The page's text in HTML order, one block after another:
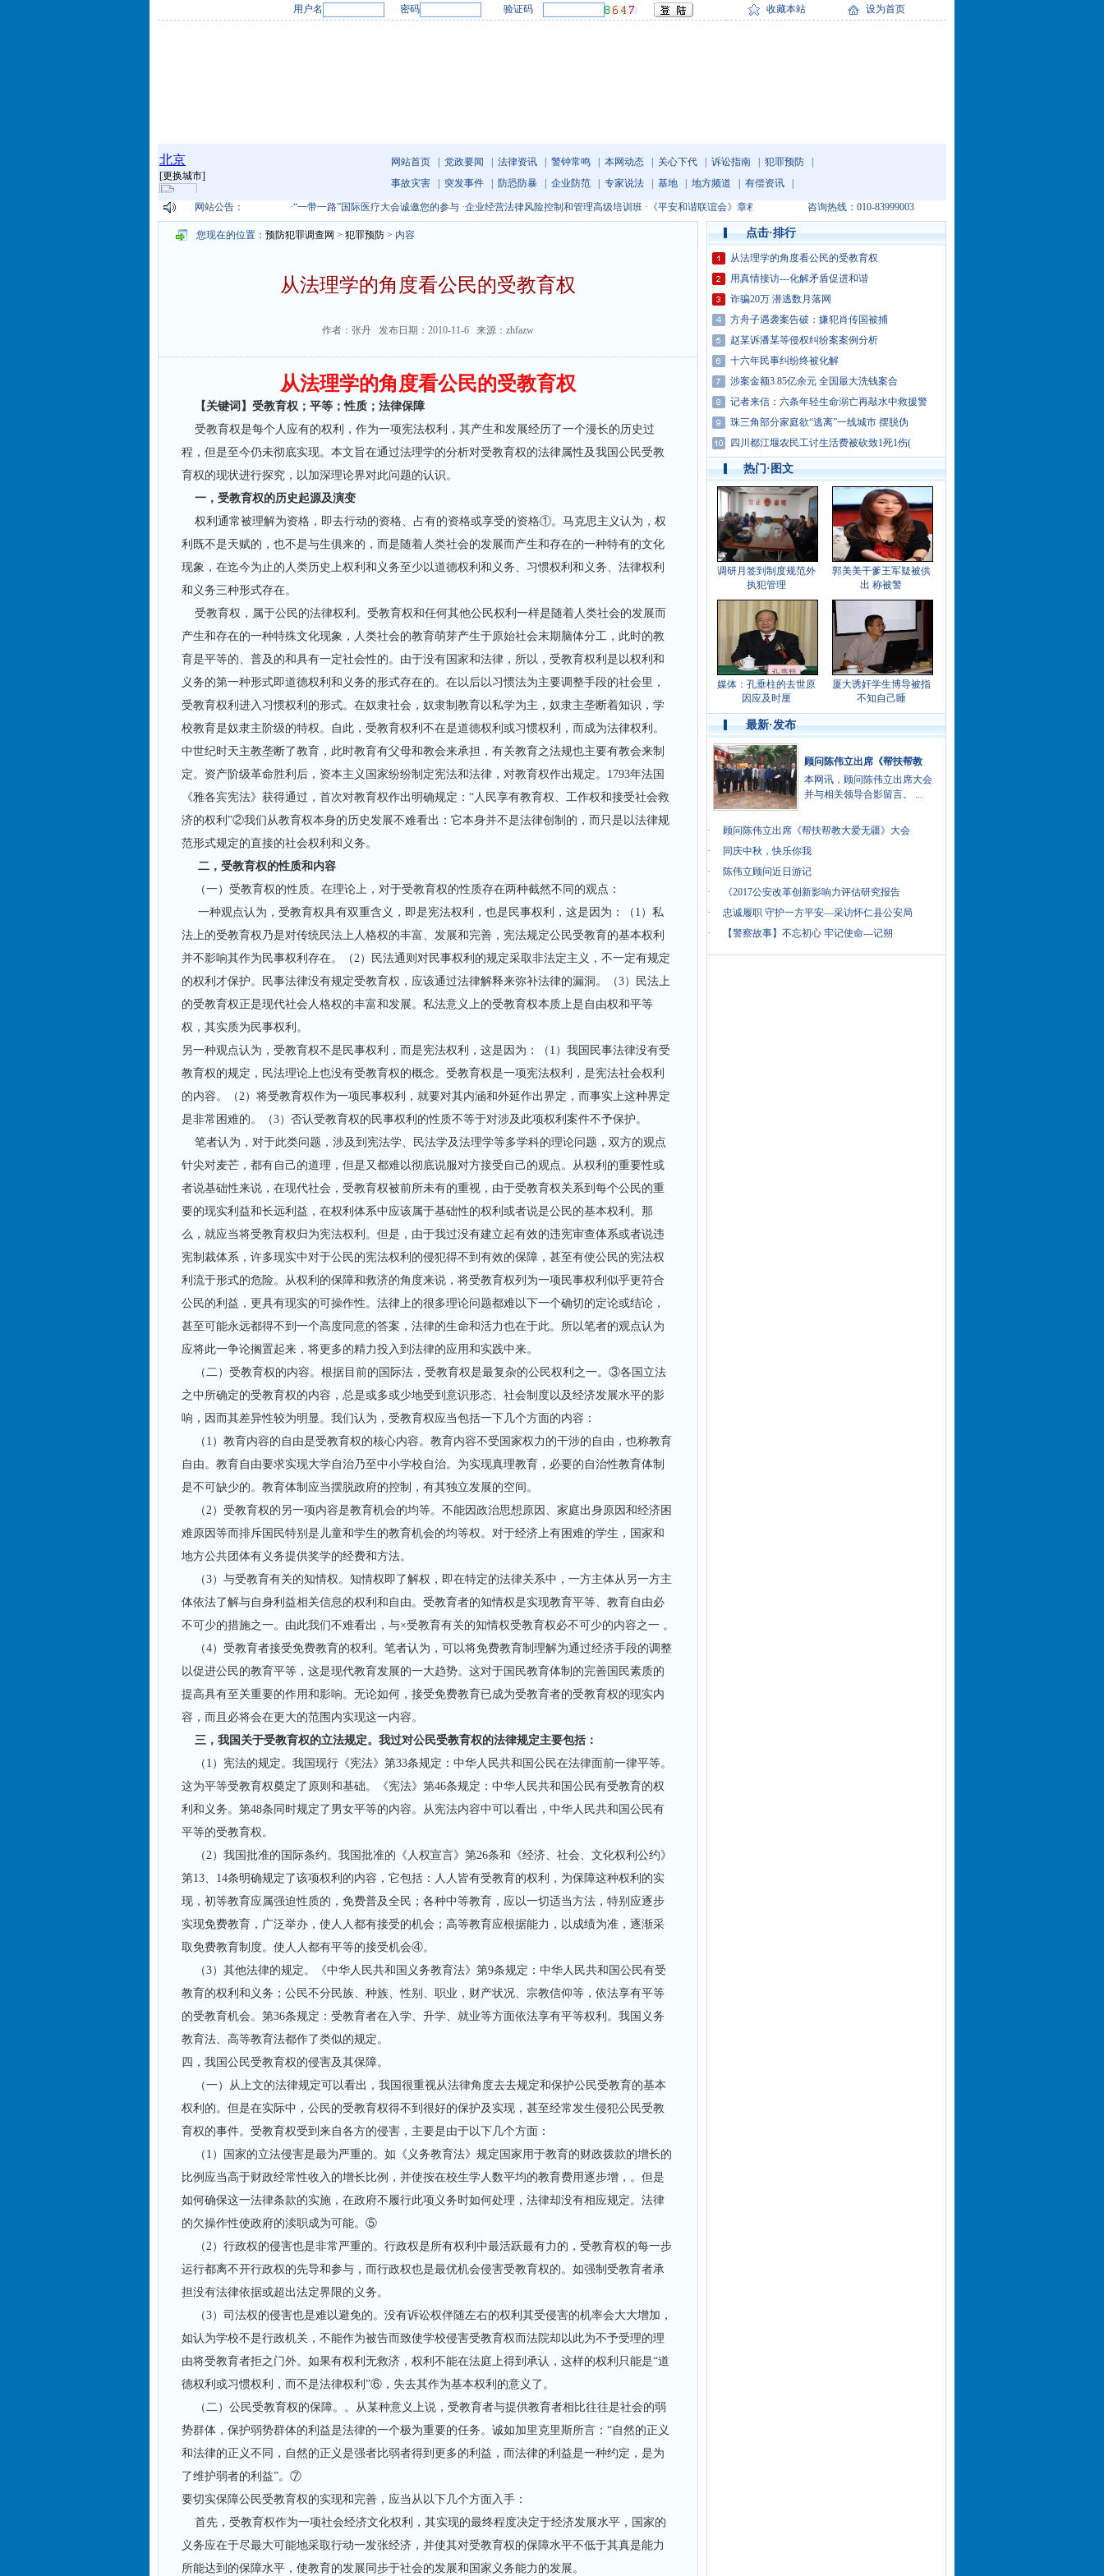
用户名 密码 验证码 收藏本站 设为首页
网站首页 党政要闻 法律资讯 警钟常鸣 本网动态 关心下代 诉讼指南 犯罪预防
事故灾害
突发事件 防恐防暴 企业防范 专家说法 基地 地方频道 有偿资讯
网站公告： “一带一路”国际医疗大会诚邀您的参与·企业经营法律风险控制和管理高级培训班·《平安和谐联谊会》章程 咨询热线：010-83999003
您现在的位置： 预防犯罪调查网 > 犯罪预防 > 内容
从法理学的角度看公民的受教育权
作者：张丹 发布日期：2010-11-6 来源：zhfazw
从法理学的角度看公民的受教育权
【关键词】受教育权；平等；性质；法律保障
受教育权是每个人应有的权利，作为一项宪法权利，其产生和发展经历了一个漫长的历史过
程，但是至今仍未彻底实现。本文旨在通过法理学的分析对受教育权的法律属性及我国公民受教
育权的现状进行探究，以加深理论界对此问题的认识。
一，受教育权的历史起源及演变
权利通常被理解为资格，即去行动的资格、占有的资格或享受的资格①。马克思主义认为，权
利既不是天赋的，也不是与生俱来的，而是随着人类社会的发展而产生和存在的一种特有的文化
现象，在迄今为止的人类历史上权利和义务至少以道德权利和义务、习惯权利和义务、法律权利
和义务三种形式存在。
受教育权，属于公民的法律权利。受教育权和任何其他公民权利一样是随着人类社会的发展而
产生和存在的一种特殊文化现象，人类社会的教育萌芽产生于原始社会末期脑体分工，此时的教
育是平等的、普及的和具有一定社会性的。由于没有国家和法律，所以，受教育权利是以权利和
义务的第一种形式即道德权利和义务的形式存在的。在以后以习惯法为主要调整手段的社会里，
受教育权利进入习惯权利的形式。在奴隶社会，奴隶制教育以私学为主，奴隶主垄断着知识，学
校教育是奴隶主阶级的特权。自此，受教育权利不在是道德权利或习惯权利，而成为法律权利。
中世纪时天主教垄断了教育，此时教育有父母和教会来承担，有关教育之法规也主要有教会来制
定。资产阶级革命胜利后，资本主义国家纷纷制定宪法和法律，对教育权作出规定。1793年法国
《雅各宾宪法》获得通过，首次对教育权作出明确规定：“人民享有教育权、工作权和接受社会救
济的权利”②我们从教育权本身的历史发展不难看出：它本身并不是法律创制的，而只是以法律规
范形式规定的直接的社会权利和义务。
二，受教育权的性质和内容
（一）受教育权的性质。在理论上，对于受教育权的性质存在两种截然不同的观点：
一种观点认为，受教育权具有双重含义，即是宪法权利，也是民事权利，这是因为：（1）私
法上的受教育权乃是对传统民法上人格权的丰富、发展和完善，宪法规定公民受教育的基本权利
并不影响其作为民事权利存在。（2）民法通则对民事权利的规定采取非法定主义，不一定有规定
的权利才保护。民事法律没有规定受教育权，应该通过法律解释来弥补法律的漏洞。（3）民法上
的受教育权正是现代社会人格权的丰富和发展。私法意义上的受教育权本质上是自由权和平等
权，其实质为民事权利。
另一种观点认为，受教育权不是民事权利，而是宪法权利，这是因为：（1）我国民事法律没有受
教育权的规定，民法理论上也没有受教育权的概念。受教育权是一项宪法权利，是宪法社会权利
的内容。（2）将受教育权作为一项民事权利，就要对其内涵和外延作出界定，而事实上这种界定
是非常困难的。（3）否认受教育权的民事权利的性质不等于对涉及此项权利案件不予保护。
笔者认为，对于此类问题，涉及到宪法学、民法学及法理学等多学科的理论问题，双方的观点
针尖对麦芒，都有自己的道理，但是又都难以彻底说服对方接受自己的观点。从权利的重要性或
者说基础性来说，在现代社会，受教育权被前所未有的重视，由于受教育权关系到每个公民的重
要的现实利益和长远利益，在权利体系中应该属于基础性的权利或者说是公民的基本权利。那
么，就应当将受教育权归为宪法权利。但是，由于我过没有建立起有效的违宪审查体系或者说违
宪制裁体系，许多现实中对于公民的宪法权利的侵犯得不到有效的保障，甚至有使公民的宪法权
利流于形式的危险。从权利的保障和救济的角度来说，将受教育权列为一项民事权利似乎更符合
公民的利益，更具有现实的可操作性。法律上的很多理论问题都难以下一个确切的定论或结论，
甚至可能永远都得不到一个高度同意的答案，法律的生命和活力也在于此。所以笔者的观点认为
应将此一争论搁置起来，将更多的精力投入到法律的应用和实践中来。
（二）受教育权的内容。根据目前的国际法，受教育权是最复杂的公民权利之一。③各国立法
之中所确定的受教育权的内容，总是或多或少地受到意识形态、社会制度以及经济发展水平的影
响，因而其差异性较为明显。我们认为，受教育权应当包括一下几个方面的内容：
（1）教育内容的自由是受教育权的核心内容。教育内容不受国家权力的干涉的自由，也称教育
自由。教育自由要求实现大学自治乃至中小学校自治。为实现真理教育，必要的自治性教育体制
是不可缺少的。教育体制应当摆脱政府的控制，有其独立发展的空间。
（2）受教育权的另一项内容是教育机会的均等。不能因政治思想原因、家庭出身原因和经济困
难原因等而排斥国民特别是儿童和学生的教育机会的均等权。对于经济上有困难的学生，国家和
地方公共团体有义务提供奖学的经费和方法。
（3）与受教育有关的知情权。知情权即了解权，即在特定的法律关系中，一方主体从另一方主
体依法了解与自身利益相关信息的权利和自由。受教育者的知情权是实现教育平等、教育自由必
不可少的措施之一。由此我们不难看出，与×受教育有关的知情权受教育权必不可少的内容之一 。
（4）受教育者接受免费教育的权利。笔者认为，可以将免费教育制理解为通过经济手段的调整
以促进公民的教育平等，这是现代教育发展的一大趋势。这对于国民教育体制的完善国民素质的
提高具有至关重要的作用和影响。无论如何，接受免费教育已成为受教育者的受教育权的现实内
容，而且必将会在更大的范围内实现这一内容。
三，我国关于受教育权的立法规定。我过对公民受教育权的法律规定主要包括：
（1）宪法的规定。我国现行《宪法》第33条规定：中华人民共和国公民在法律面前一律平等。
这为平等受教育权奠定了原则和基础。《宪法》第46条规定：中华人民共和国公民有受教育的权
利和义务。第48条同时规定了男女平等的内容。从宪法内容中可以看出，中华人民共和国公民有
平等的受教育权。
（2）我国批准的国际条约。我国批准的《人权宣言》第26条和《经济、社会、文化权利公约》
第13、14条明确规定了该项权利的内容，它包括：人人皆有受教育的权利，为保障这种权利的实
现，初等教育应属强迫性质的，免费普及全民；各种中等教育，应以一切适当方法，特别应逐步
实现免费教育，广泛举办，使人人都有接受的机会；高等教育应根据能力，以成绩为准，逐渐采
取免费教育制度。使人人都有平等的接受机会④。
（3）其他法律的规定。《中华人民共和国义务教育法》第9条规定：中华人民共和国公民有受
教育的权利和义务；公民不分民族、种族、性别、职业，财产状况、宗教信仰等，依法享有平等
的受教育机会。第36条规定：受教育者在入学、升学、就业等方面依法享有平等权利。我国义务
教育法、高等教育法都作了类似的规定。
四，我国公民受教育权的侵害及其保障。
（一）从上文的法律规定可以看出，我国很重视从法律角度去去规定和保护公民受教育的基本
权利的。但是在实际中，公民的受教育权得不到很好的保护及实现，甚至经常发生侵犯公民受教
育权的事件。受教育权受到来自各方的侵害，主要是由于以下几个方面：
（1）国家的立法侵害是最为严重的。如《义务教育法》规定国家用于教育的财政拨款的增长的
比例应当高于财政经常性收入的增长比例，并使按在校生学人数平均的教育费用逐步增，。但是
如何确保这一法律条款的实施，在政府不履行此项义务时如何处理，法律却没有相应规定。法律
的欠操作性使政府的渎职成为可能。⑤
（2）行政权的侵害也是非常严重的。行政权是所有权利中最活跃最有力的，受教育权的每一步
运行都离不开行政权的先导和参与，而行政权也是最优机会侵害受教育权的。如强制受教育者承
担没有法律依据或超出法定界限的义务。
（3）司法权的侵害也是难以避免的。没有诉讼权伴随左右的权利其受侵害的机率会大大增加，
如认为学校不是行政机关，不能作为被告而致使学校侵害受教育权而法院却以此为不予受理的理
由将受教育者拒之门外。如果有权利无救济，权利不能在法庭上得到承认，这样的权利只能是“道
德权利或习惯权利，而不是法律权利”⑥，失去其作为基本权利的意义了。
（二）公民受教育权的保障。。从某种意义上说，受教育者与提供教育者相比往往是社会的弱
势群体，保护弱势群体的利益是法律的一个极为重要的任务。诚如加里克里斯所言：“自然的正义
和法律的正义不同，自然的正义是强者比弱者得到更多的利益，而法律的利益是一种约定，是为
了维护弱者的利益”。⑦
要切实保障公民受教育权的实现和完善，应当从以下几个方面入手：
首先，受教育权作为一项社会经济文化权利，其实现的最终程度决定于经济发展水平，国家的
义务应在于尽最大可能地采取行动一发张经济，并使其对受教育权的保障水平不低于其真是能力
所能达到的保障水平，使教育的发展同步于社会的发展和国家义务能力的发展。
点击·排行
从法理学的角度看公民的受教育权
用真情接访---化解矛盾促进和谐
诈骗20万 潜逃数月落网
方舟子遇袭案告破：嫌犯肖传国被捕
赵某诉潘某等侵权纠纷案案例分析
十六年民事纠纷终被化解
涉案金额3.85亿余元 全国最大洗钱案合
记者来信：六条年轻生命溺亡再敲水中救援警
珠三角部分家庭欲“逃离”一线城市 摆脱伪
四川都江堰农民工讨生活费被砍致1死1伤(
热门·图文
调研月签到制度规范外
执犯管理
郭美美干爹王军疑被供
出 称被警
媒体：孔垂柱的去世原
因应及时厘
厦大诱奸学生博导被指
不知自己睡
最新·发布
顾问陈伟立出席《帮扶帮教
本网讯，顾问陈伟立出席大会
并与相关领导合影留言。 ...
·
顾问陈伟立出席《帮扶帮教大爱无疆》大会
·
同庆中秋，快乐你我
·
陈伟立顾问近日游记
·
《2017公安改革创新影响力评估研究报告
·
忠诚履职 守护一方平安—采访怀仁县公安局
·
【警察故事】不忘初心 牢记使命---记朔